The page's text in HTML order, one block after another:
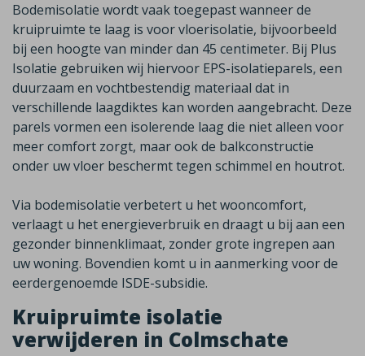
Bodemisolatie wordt vaak toegepast wanneer de
kruipruimte te laag is voor vloerisolatie, bijvoorbeeld
bij een hoogte van minder dan 45 centimeter. Bij Plus
Isolatie gebruiken wij hiervoor EPS-isolatieparels, een
duurzaam en vochtbestendig materiaal dat in
verschillende laagdiktes kan worden aangebracht. Deze
parels vormen een isolerende laag die niet alleen voor
meer comfort zorgt, maar ook de balkconstructie
onder uw vloer beschermt tegen schimmel en houtrot.
Via bodemisolatie verbetert u het wooncomfort,
verlaagt u het energieverbruik en draagt u bij aan een
gezonder binnenklimaat, zonder grote ingrepen aan
uw woning. Bovendien komt u in aanmerking voor de
eerdergenoemde ISDE-subsidie.
Kruipruimte isolatie
verwijderen in Colmschate